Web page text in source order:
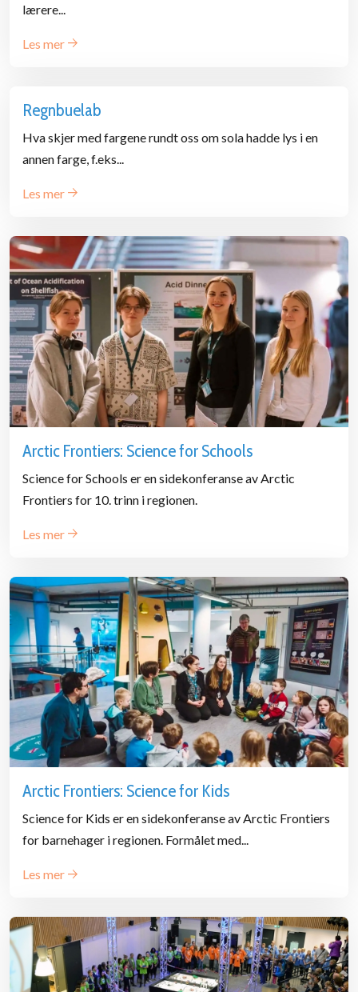
lærere...
Les mer
Regnbuelab
Hva skjer med fargene rundt oss om sola hadde lys i en
annen farge, f.eks...
Les mer
Arctic Frontiers: Science for Schools
Science for Schools er en sidekonferanse av Arctic
Frontiers for 10. trinn i regionen.
Les mer
Arctic Frontiers: Science for Kids
Science for Kids er en sidekonferanse av Arctic Frontiers
for barnehager i regionen. Formålet med...
Les mer